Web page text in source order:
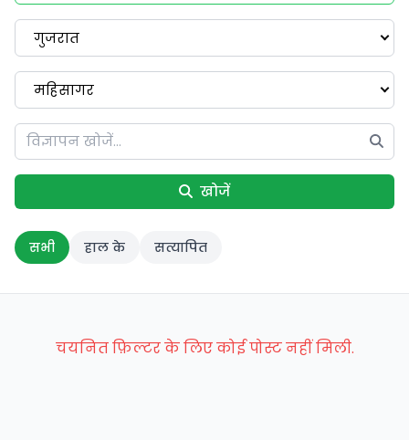
गुजरात
महिसागर
खोजें
सभी हाल के सत्यापित
चयनित फ़िल्टर के लिए कोई पोस्ट नहीं मिली.